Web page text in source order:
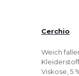
Cerchio
Weich
Viskose, 5